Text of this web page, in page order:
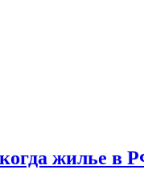
жилье в